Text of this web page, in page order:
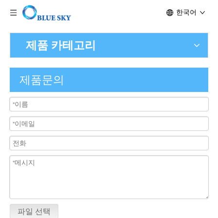
한국어
제품 카테고리
제품문의
파일 선택